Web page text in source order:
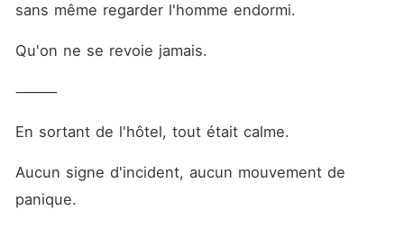
sans même regarder l'homme endormi.
Qu'on ne se revoie jamais.
⸻
En sortant de l'hôtel, tout était calme.
Aucun signe d'incident, aucun mouvement de
panique.